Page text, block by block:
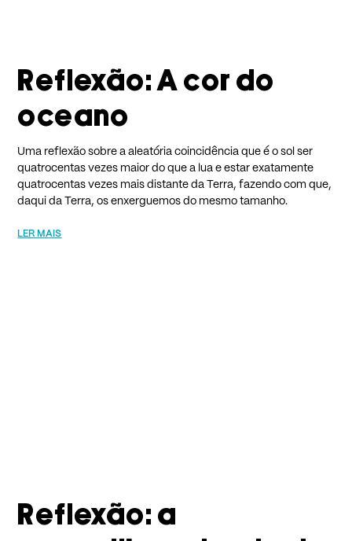
Reflexão: A cor do
oceano
Uma reflexão sobre a aleatória coincidência que é o sol ser
quatrocentas vezes maior do que a lua e estar exatamente
quatrocentas vezes mais distante da Terra, fazendo com que,
daqui da Terra, os enxerguemos do mesmo tamanho.​
LER MAIS
Reflexão: a